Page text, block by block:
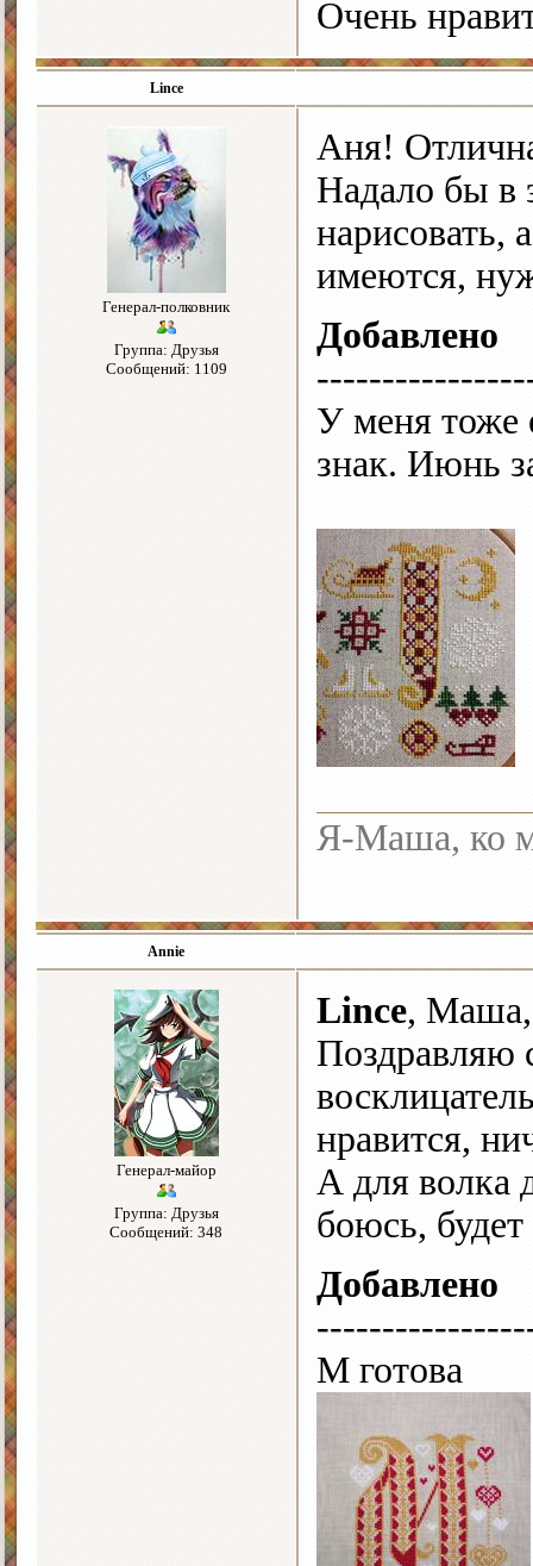
Очень
Lince
Генерал-полковник
Группа: Друзья
Сообщений: 1109
Аня!
Надало бы в
нарисовать,
имеются,
Добавлено
У меня тоже
знак. Июнь
Я-Маша, ко
Annie
Генерал-майор
Группа: Друзья
Сообщений: 348
Lince, Маша,
Поздравляю
нравится,
А для волка
боюсь,
Добавлено
М готова